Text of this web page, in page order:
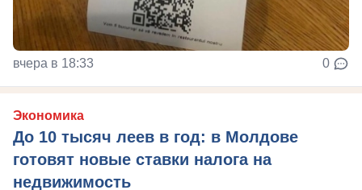
вчера в 18:33 0
Экономика
До 10 тысяч леев в год: в Молдове
готовят новые ставки налога на
недвижимость